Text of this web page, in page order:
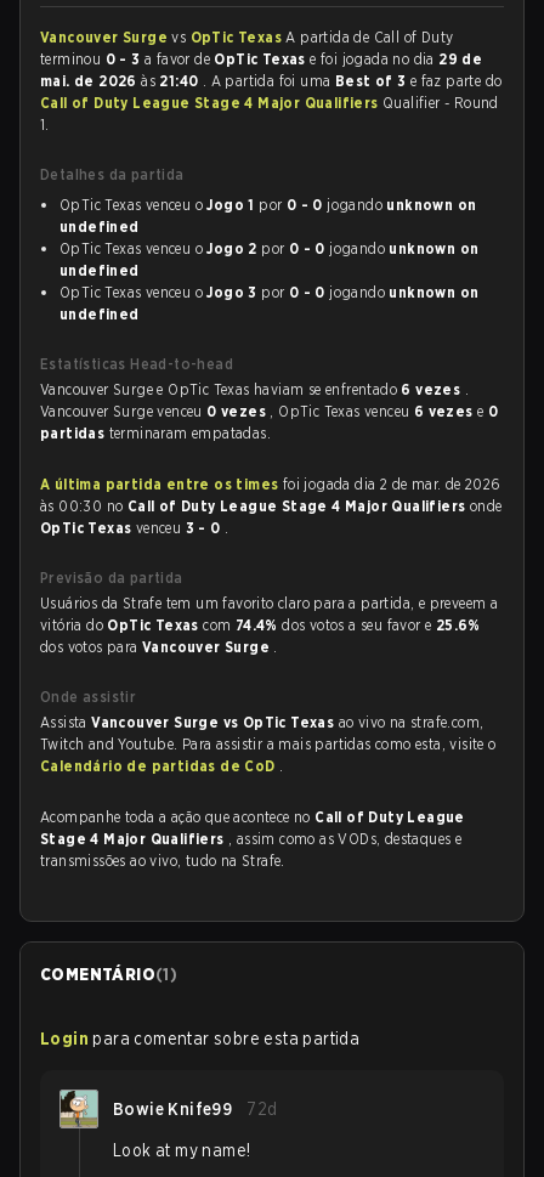
Vancouver Surgevs OpTic TexasA partida de Call of Duty
terminou 0 - 3 a favor de OpTic Texase foi jogada no dia 29 de
mai. de 2026às 21:40 . A partida foi uma Best of 3 e faz parte do
Call of Duty League Stage 4 Major Qualifiers Qualifier - Round
1.
Detalhes da partida
OpTic Texas venceu oJogo 1 por 0 - 0 jogando unknown on
undefined
OpTic Texas venceu oJogo 2 por 0 - 0 jogando unknown on
undefined
OpTic Texas venceu oJogo 3 por 0 - 0 jogando unknown on
undefined
Estatísticas Head-to-head
Vancouver Surge e OpTic Texas haviam se enfrentado 6 vezes .
Vancouver Surge venceu 0 vezes , OpTic Texas venceu 6 vezese 0
partidas terminaram empatadas.
A última partida entre os times foi jogada dia 2 de mar. de 2026
às 00:30 no Call of Duty League Stage 4 Major Qualifiers onde
OpTic Texas venceu 3 - 0 .
Previsão da partida
Usuários da Strafe tem um favorito claro para a partida, e preveem a
vitória do OpTic Texascom 74.4%dos votos a seu favor e 25.6%
dos votos para Vancouver Surge .
Onde assistir
AssistaVancouver Surge vs OpTic Texas ao vivo na strafe.com,
Twitch and Youtube. Para assistir a mais partidas como esta, visite o
Calendário de partidas de CoD .
Acompanhe toda a ação que acontece no Call of Duty League
Stage 4 Major Qualifiers , assim como as VODs, destaques e
transmissões ao vivo, tudo na Strafe.
COMENTÁRIO(1)
Login para comentar sobre esta partida
Bowie Knife99 72d
Look at my name!